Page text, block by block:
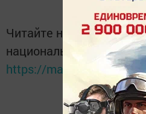
Читайте новости
национальном
https://max.ru/tatmedia